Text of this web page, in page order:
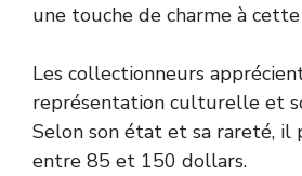
une touche de charme à
Les collectionneurs
représentation culturelle et
Selon son état et sa rareté,
entre 85 et 150 dollars.